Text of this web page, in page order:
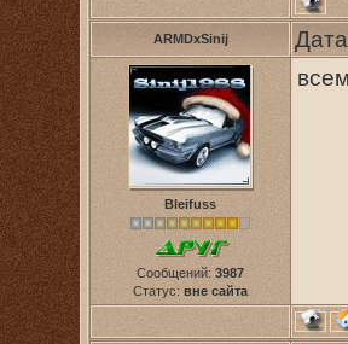
ARMDxSinij
Bleifuss
Сообщений: 3987
Статус: вне сайта